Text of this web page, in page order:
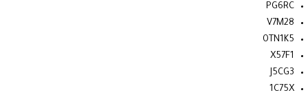
PG6RC
V7M28
0TN1K5
X57F1
J5CG3
1C75X